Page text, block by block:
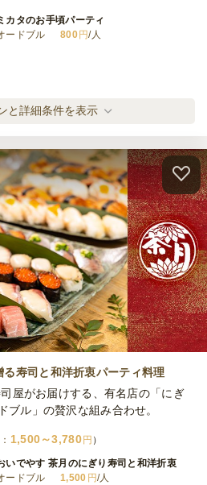
カタのお手頃パーティ
ードブル
800 円/人
ミカタのパーティライト
ードブル
1,000円/人
カタのパーティスタンダード
ードブル
1,200円/人
カタの大満足ボリュームパーティ
ードブル
1,500円/人
全てのプランを見る（5件）
と詳細条件を表示
寿司と和洋折衷パーティ料理
屋がお届けする、有名店の「にぎ
ブル」の贅沢な組み合わせ。
1,500～3,780 円
いでやす 茶月のにぎり寿司と和洋折衷
ードブル
1,500 円/人